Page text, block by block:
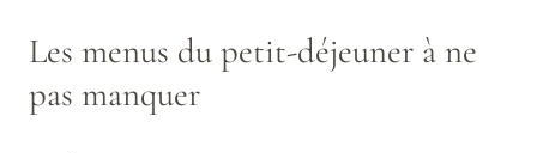
Les menus du petit-déjeuner à ne
pas manquer